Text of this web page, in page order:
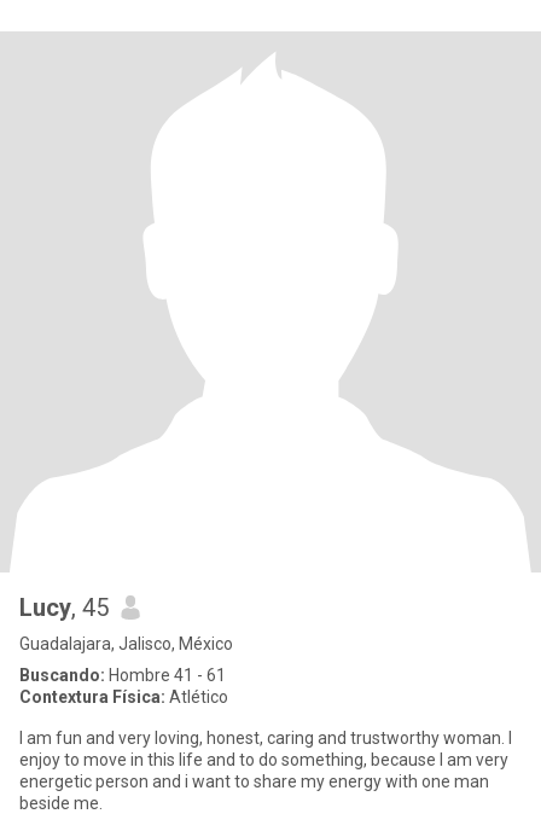
Lucy, 45
Guadalajara, Jalisco, México
Buscando: Hombre 41 - 61
Contextura Física: Atlético
I am fun and very loving, honest, caring and trustworthy woman. I
enjoy to move in this life and to do something, because I am very
energetic person and i want to share my energy with one man
beside me.